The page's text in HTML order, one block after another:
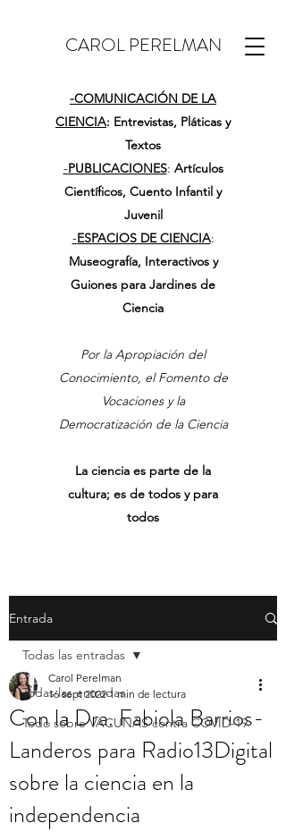
CAROL PERELMAN
-COMUNICACIÓN DE LA
CIENCIA: Entrevistas, Pláticas y
Textos
-PUBLICACIONES: Artículos
Científicos, Cuento Infantil y
Juvenil
-ESPACIOS DE CIENCIA:
Museografía, Interactivos y
Guiones para Jardines de
Ciencia
Por la Apropiación del
Conocimiento, el Fomento de
Vocaciones y la
Democratización de la Ciencia
La ciencia es parte de la
cultura; es de todos y para
todos
Entrada
Todas las entradas
Todo sobre VACUNAS contra COVID-19
Todas las entradas
Con la Dra. Fabiola Barrios-
Landeros para Radio13Digital
sobre la ciencia en la
independencia
Carol Perelman
16 sept 2022 1 min de lectura